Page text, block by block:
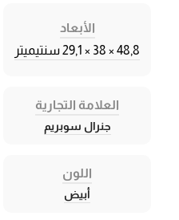
الأبعاد
48,8 × 38 × 29,1 سنتيميتر
العلامة التجارية
جنرال سوبريم
اللون
أبيض